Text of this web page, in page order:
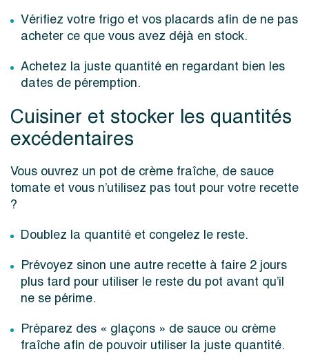
Vérifiez votre frigo et vos placards afin de ne pas
acheter ce que vous avez déjà en stock.
Achetez la juste quantité en regardant bien les
dates de péremption.
Cuisiner et stocker les quantités
excédentaires
Vous ouvrez un pot de crème fraîche, de sauce
tomate et vous n’utilisez pas tout pour votre recette
?
Doublez la quantité et congelez le reste.
Prévoyez sinon une autre recette à faire 2 jours
plus tard pour utiliser le reste du pot avant qu’il
ne se périme.
Préparez des « glaçons » de sauce ou crème
fraîche afin de pouvoir utiliser la juste quantité.